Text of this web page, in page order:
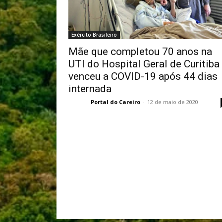
Exército Brasileiro
Mãe que completou 70 anos na
UTI do Hospital Geral de Curitiba
venceu a COVID-19 após 44 dias
internada
Portal do Careiro - 12 de maio de 2020